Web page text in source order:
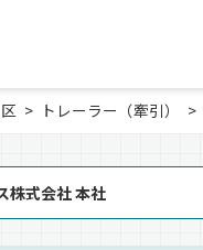
トレーラー（牽引）
株式会社 本社